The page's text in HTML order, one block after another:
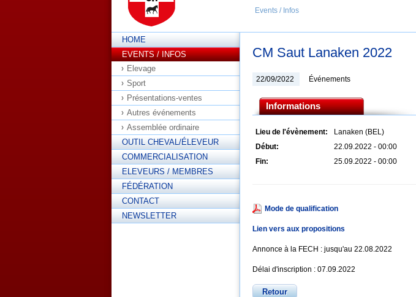
Events / Infos
HOME
EVENTS / INFOS
Elevage
Sport
Présentations-ventes
Autres événements
Assemblée ordinaire
OUTIL CHEVAL/ÉLEVEUR
COMMERCIALISATION
ELEVEURS / MEMBRES
FÉDÉRATION
CONTACT
NEWSLETTER
CM Saut Lanaken 2022
22/09/2022 Événements
Informations
Lieu de l'évènement:
Lanaken (BEL)
Début:
22.09.2022 - 00:00
Fin:
25.09.2022 - 00:00
Mode de qualification
Lien vers aux propositions
Annonce à la FECH : jusqu'au 22.08.2022
Délai d'inscription : 07.09.2022
Retour